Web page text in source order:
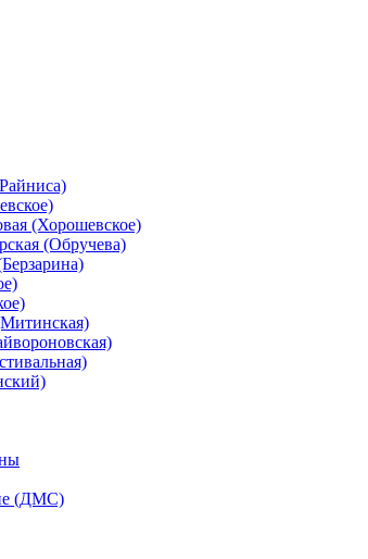
(Хорошевское)
(Обручева)
(ДМС)